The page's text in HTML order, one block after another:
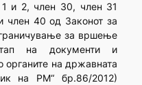
и 2, член 30, член 31
член 40 од Законот за
за вршење
на документи и
органите на државната
на РМ“ бр.86/2012)